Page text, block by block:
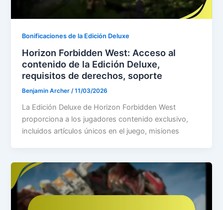
Bonificaciones de la Edición Deluxe
Horizon Forbidden West: Acceso al
contenido de la Edición Deluxe,
requisitos de derechos, soporte
Benjamin Archer/11/03/2026
La Edición Deluxe de Horizon Forbidden West
proporciona a los jugadores contenido exclusivo,
incluidos artículos únicos en el juego, misiones